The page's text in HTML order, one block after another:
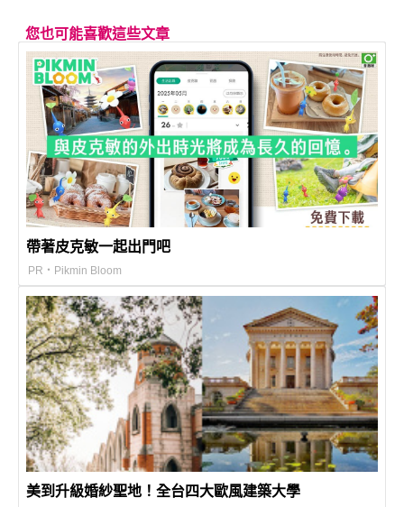
您也可能喜歡這些文章
帶著皮克敏一起出門吧
PR・Pikmin Bloom
美到升級婚紗聖地！全台四大歐風建築大學